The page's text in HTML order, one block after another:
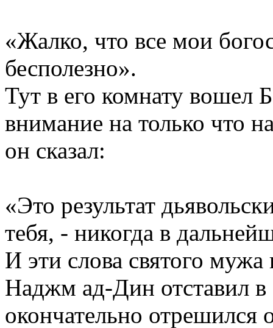
«Жалко, что все мои
бесполезно».
Тут в его комнату вошел
внимание на только что
он сказал:
«Это результат
тебя, - никогда в
И эти слова святого
Наджм ад-Дин отставил в
окончательно отрешился